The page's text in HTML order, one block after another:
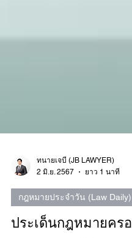
2 มิ.ย. 2567
ยาว 1 นาที
กฎหมายประจำวัน (Law Daily)